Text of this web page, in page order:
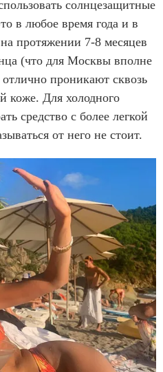
солнцезащитные
в любое время года и в
протяжении 7-8 месяцев
(что для Москвы вполне
проникают сквозь
коже. Для холодного
средство с более легкой
от него не стоит.